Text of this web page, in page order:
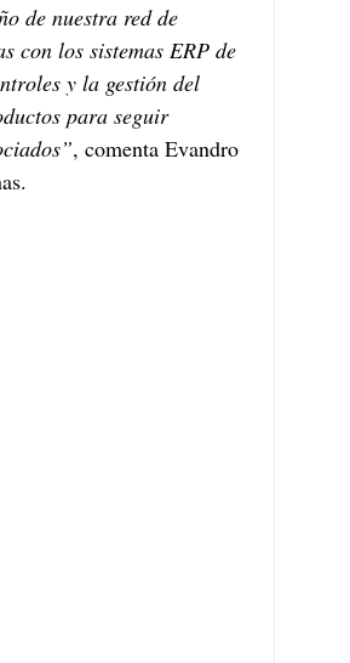
de nuestra red de
con los sistemas ERP de
y la gestión del
para seguir
, comenta Evandro